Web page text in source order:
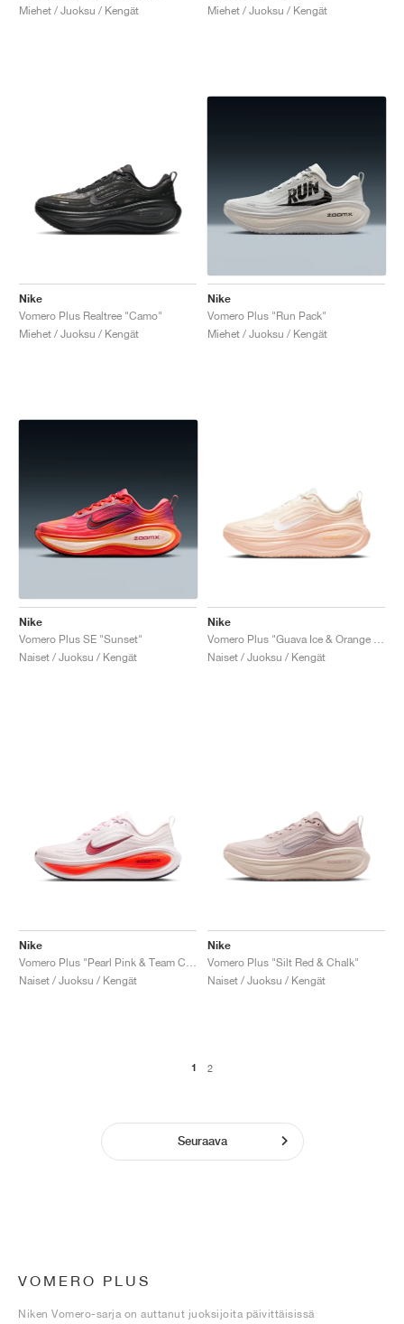
Miehet / Juoksu / Kengät
Miehet / Juoksu / Kengät
Nike
Vomero Plus Realtree "Camo"
Miehet / Juoksu / Kengät
Nike
Vomero Plus "Run Pack"
Miehet / Juoksu / Kengät
Nike
Vomero Plus SE "Sunset"
Naiset / Juoksu / Kengät
Nike
Naiset / Juoksu / Kengät
Nike
Naiset / Juoksu / Kengät
Nike
Vomero Plus "Silt Red & Chalk"
Naiset / Juoksu / Kengät
1 2
Seuraava
VOMERO PLUS
Niken Vomero-sarja on auttanut juoksijoita päivittäisissä